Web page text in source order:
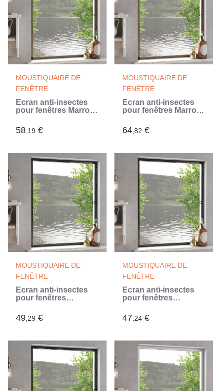
MOUSTIQUAIRE DE
FENÊTRE
Écran anti-insectes
pour fenêtres Marron
58,19 €
MOUSTIQUAIRE DE
FENÊTRE
Écran anti-insectes
pour fenêtres Marron
64,82 €
MOUSTIQUAIRE DE
FENÊTRE
Écran anti-insectes
pour fenêtres
cm (Gris)
49,29 €
MOUSTIQUAIRE DE
FENÊTRE
Écran anti-insectes
pour fenêtres
cm (Gris)
47,24 €